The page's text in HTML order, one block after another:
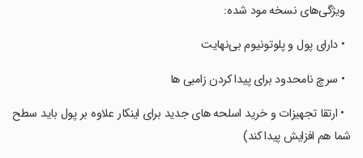
‏ ‏ ویژگی‌های نسخه مود شده:
‏ ‏ • دارای پول و پلوتونیوم بی‌نهایت
‏ ‏ • سرچ نامحدود برای پیدا کردن زامبی ها
‏ ‏ • ارتقا تجهیزات و خرید اسلحه های جدید برای اینکار علاوه بر پول باید سطح
شما هم افزایش پیدا کند)